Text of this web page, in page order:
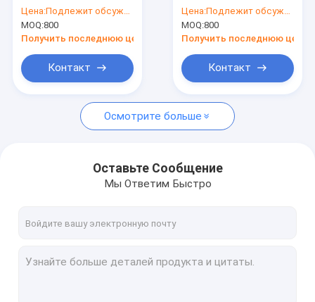
Случаи
Сухой огнетушитель порошка
Огнетушитель воды
легкая для
использования
Цена:Подлежит обсуждению
MOQ:800
Получить последнюю цену
Контакт
с гарантией 1 года
Цена:Подлежит обсуждению
MOQ:800
Получить последнюю цену
Контакт
Осмотрите больше
Оставьте Сообщение
Мы Ответим Быстро